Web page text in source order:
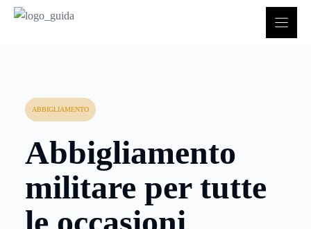
ABBIGLIAMENTO
Abbigliamento
militare per tutte